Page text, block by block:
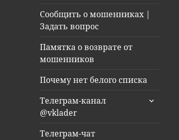
Сообщить о мошенниках |
Задать вопрос
Памятка о возврате от
мошенников
Почему нет белого списка
Телеграм-канал
@vklader
раскрыть
Телеграм-чат